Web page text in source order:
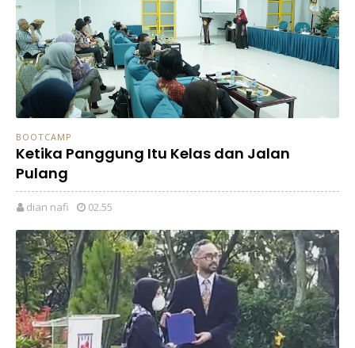
BOOTCAMP
Ketika Panggung Itu Kelas dan Jalan
Pulang
dian nafi 02.55